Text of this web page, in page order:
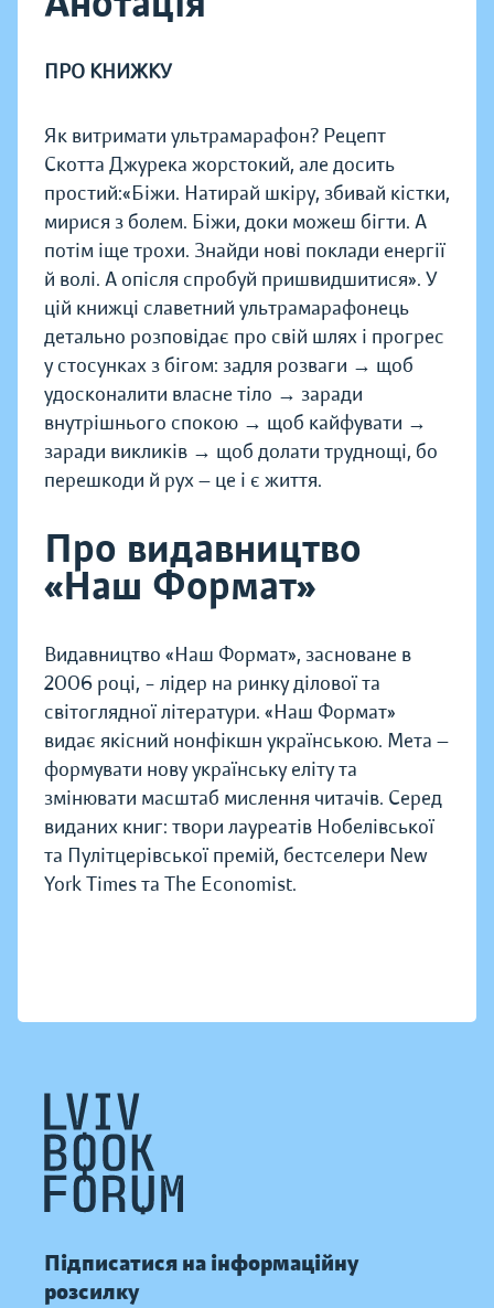
ПРО КНИЖКУ
Як витримати ультрамарафон? Рецепт
Скотта Джурека жорстокий, але досить
простий:«Біжи. Натирай шкіру, збивай кістки,
мирися з болем. Біжи, доки можеш бігти. А
потім іще трохи. Знайди нові поклади енергії
й волі. А опісля спробуй пришвидшитися». У
цій книжці славетний ультрамарафонець
детально розповідає про свій шлях і прогрес
у стосунках з бігом: задля розваги → щоб
удосконалити власне тіло → заради
внутрішнього спокою → щоб кайфувати →
заради викликів → щоб долати труднощі, бо
перешкоди й рух — це і є життя.
Про видавництво
«Наш Формат»
Видавництво «Наш Формат», засноване в
2006 році, – лідер на ринку ділової та
світоглядної літератури. «Наш Формат»
видає якісний нонфікшн українською. Мета —
формувати нову українську еліту та
змінювати масштаб мислення читачів. Серед
виданих книг: твори лауреатів Нобелівської
та Пулітцерівської премій, бестселери New
York Times та The Economist.
Підписатися на інформаційну
розсилку